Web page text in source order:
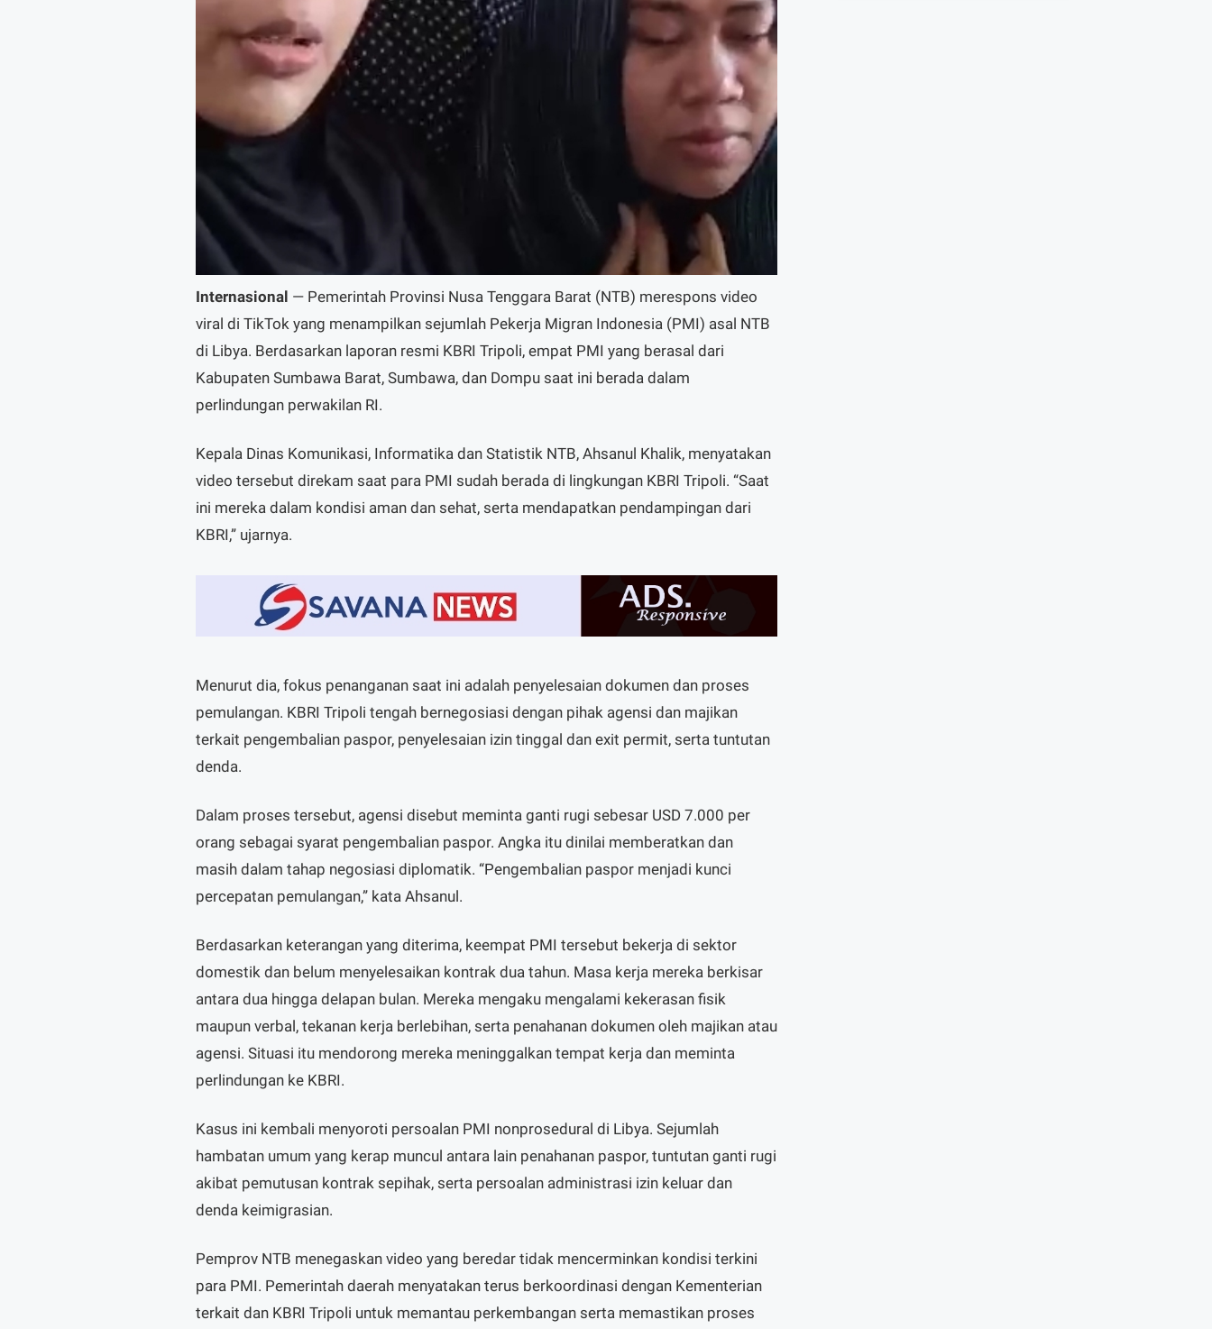
Internasional — Pemerintah Provinsi Nusa Tenggara Barat (NTB) merespons video
viral di TikTok yang menampilkan sejumlah Pekerja Migran Indonesia (PMI) asal NTB
di Libya. Berdasarkan laporan resmi KBRI Tripoli, empat PMI yang berasal dari
Kabupaten Sumbawa Barat, Sumbawa, dan Dompu saat ini berada dalam
perlindungan perwakilan RI.
Kepala Dinas Komunikasi, Informatika dan Statistik NTB, Ahsanul Khalik, menyatakan
video tersebut direkam saat para PMI sudah berada di lingkungan KBRI Tripoli. “Saat
ini mereka dalam kondisi aman dan sehat, serta mendapatkan pendampingan dari
KBRI,” ujarnya.
Menurut dia, fokus penanganan saat ini adalah penyelesaian dokumen dan proses
pemulangan. KBRI Tripoli tengah bernegosiasi dengan pihak agensi dan majikan
terkait pengembalian paspor, penyelesaian izin tinggal dan exit permit, serta tuntutan
denda.
Dalam proses tersebut, agensi disebut meminta ganti rugi sebesar USD 7.000 per
orang sebagai syarat pengembalian paspor. Angka itu dinilai memberatkan dan
masih dalam tahap negosiasi diplomatik. “Pengembalian paspor menjadi kunci
percepatan pemulangan,” kata Ahsanul.
Berdasarkan keterangan yang diterima, keempat PMI tersebut bekerja di sektor
domestik dan belum menyelesaikan kontrak dua tahun. Masa kerja mereka berkisar
antara dua hingga delapan bulan. Mereka mengaku mengalami kekerasan fisik
maupun verbal, tekanan kerja berlebihan, serta penahanan dokumen oleh majikan atau
agensi. Situasi itu mendorong mereka meninggalkan tempat kerja dan meminta
perlindungan ke KBRI.
Kasus ini kembali menyoroti persoalan PMI nonprosedural di Libya. Sejumlah
hambatan umum yang kerap muncul antara lain penahanan paspor, tuntutan ganti rugi
akibat pemutusan kontrak sepihak, serta persoalan administrasi izin keluar dan
denda keimigrasian.
Pemprov NTB menegaskan video yang beredar tidak mencerminkan kondisi terkini
para PMI. Pemerintah daerah menyatakan terus berkoordinasi dengan Kementerian
terkait dan KBRI Tripoli untuk memantau perkembangan serta memastikan proses